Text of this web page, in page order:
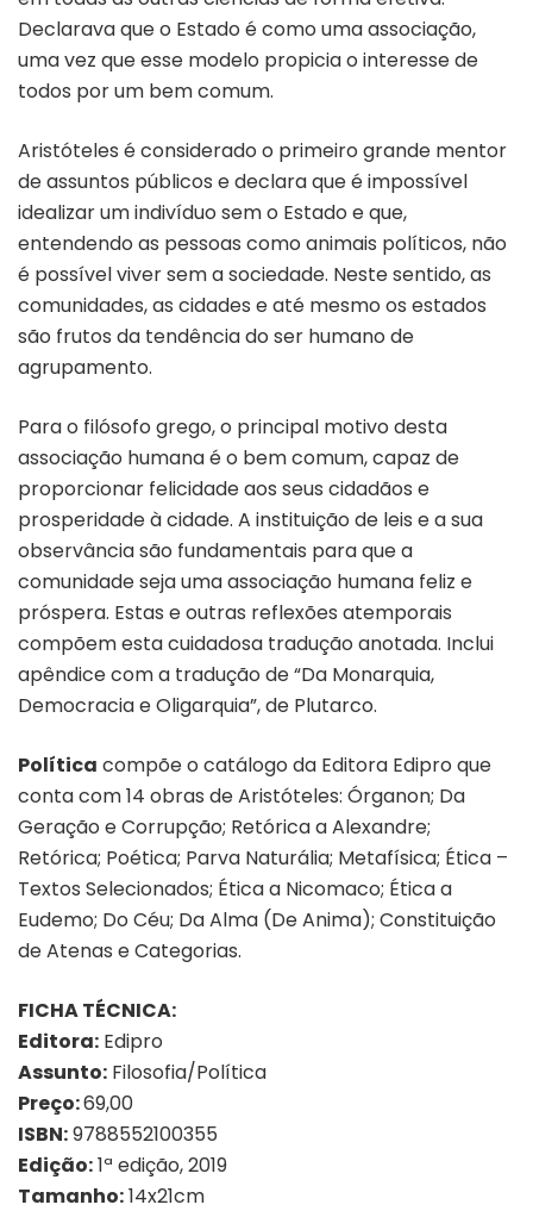
Declarava que o Estado é como uma associação,
uma vez que esse modelo propicia o interesse de
todos por um bem comum.
Aristóteles é considerado o primeiro grande mentor
de assuntos públicos e declara que é impossível
idealizar um indivíduo sem o Estado e que,
entendendo as pessoas como animais políticos, não
é possível viver sem a sociedade. Neste sentido, as
comunidades, as cidades e até mesmo os estados
são frutos da tendência do ser humano de
agrupamento.
Para o filósofo grego, o principal motivo desta
associação humana é o bem comum, capaz de
proporcionar felicidade aos seus cidadãos e
prosperidade à cidade. A instituição de leis e a sua
observância são fundamentais para que a
comunidade seja uma associação humana feliz e
próspera. Estas e outras reflexões atemporais
compõem esta cuidadosa tradução anotada. Inclui
apêndice com a tradução de “Da Monarquia,
Democracia e Oligarquia”, de Plutarco.
Política compõe o catálogo da Editora Edipro que
conta com 14 obras de Aristóteles: Órganon; Da
Geração e Corrupção; Retórica a Alexandre;
Retórica; Poética; Parva Naturália; Metafísica; Ética –
Textos Selecionados; Ética a Nicomaco; Ética a
Eudemo; Do Céu; Da Alma (De Anima); Constituição
de Atenas e Categorias.
FICHA TÉCNICA:
Editora: Edipro
Assunto: Filosofia/Política
Preço:69,00
ISBN:9788552100355
Edição:1ª edição, 2019
Tamanho:14x21cm